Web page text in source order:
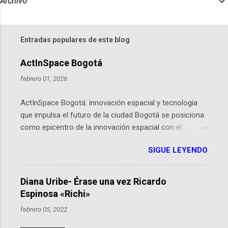
Entradas populares de este blog
ActInSpace Bogotá
febrero 01, 2026
ActInSpace Bogotá: innovación espacial y tecnología
que impulsa el futuro de la ciudad Bogotá se posiciona
como epicentro de la innovación espacial con el
hackathon global que convierte tecnologías de la
Agencia Espacial Europea en soluciones prácticas para
la vida cotidiana. Este evento, organizado por el
Planetario de Bogotá del Idartes y la Universidad de los
Andes, reúne a expertos como el presidente de Airbus
Colombia y líderes del sector aeroespacial para inspirar
SIGUE LEYENDO
Diana Uribe- Érase una vez Ricardo
Espinosa «Richi»
febrero 05, 2022